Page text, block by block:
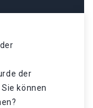
der
können